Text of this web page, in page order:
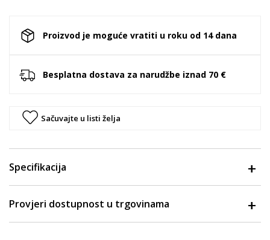
Proizvod je moguće vratiti u roku od 14 dana
Besplatna dostava za narudžbe iznad 70 €
Sačuvajte u listi želja
Specifikacija
Provjeri dostupnost u trgovinama